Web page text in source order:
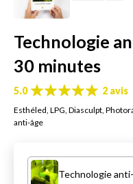
Technologie
30 minutes
5.0 2 avis
Esthéled, LPG, Diasculpt,
anti-âge